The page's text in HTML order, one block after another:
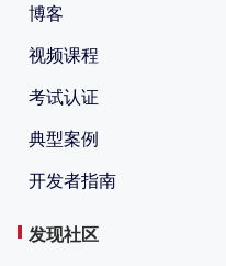
博客
视频课程
考试认证
典型案例
开发者指南
发现社区